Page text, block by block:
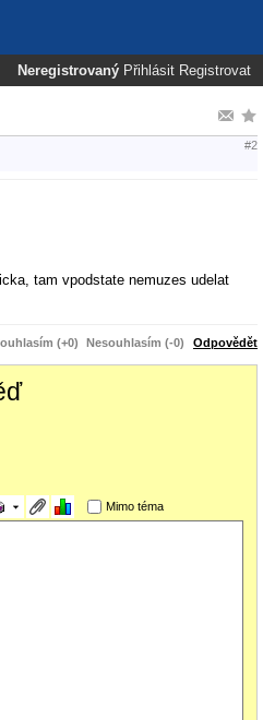
Neregistrovaný Přihlásit Registrovat
#2
tam vpodstate nemuzes udelat
(+0) Nesouhlasím (-0) Odpovědět
Mimo téma